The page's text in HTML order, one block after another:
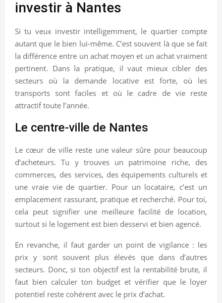
investir à Nantes
Si tu veux investir intelligemment, le quartier compte
autant que le bien lui-même. C’est souvent là que se fait
la différence entre un achat moyen et un achat vraiment
pertinent. Dans la pratique, il vaut mieux cibler des
secteurs où la demande locative est forte, où les
transports sont faciles et où le cadre de vie reste
attractif toute l’année.
Le centre-ville de Nantes
Le cœur de ville reste une valeur sûre pour beaucoup
d’acheteurs. Tu y trouves un patrimoine riche, des
commerces, des services, des équipements culturels et
une vraie vie de quartier. Pour un locataire, c’est un
emplacement rassurant, pratique et recherché. Pour toi,
cela peut signifier une meilleure facilité de location,
surtout si le logement est bien desservi et bien agencé.
En revanche, il faut garder un point de vigilance : les
prix y sont souvent plus élevés que dans d’autres
secteurs. Donc, si ton objectif est la rentabilité brute, il
faut bien calculer ton budget et vérifier que le loyer
potentiel reste cohérent avec le prix d’achat.